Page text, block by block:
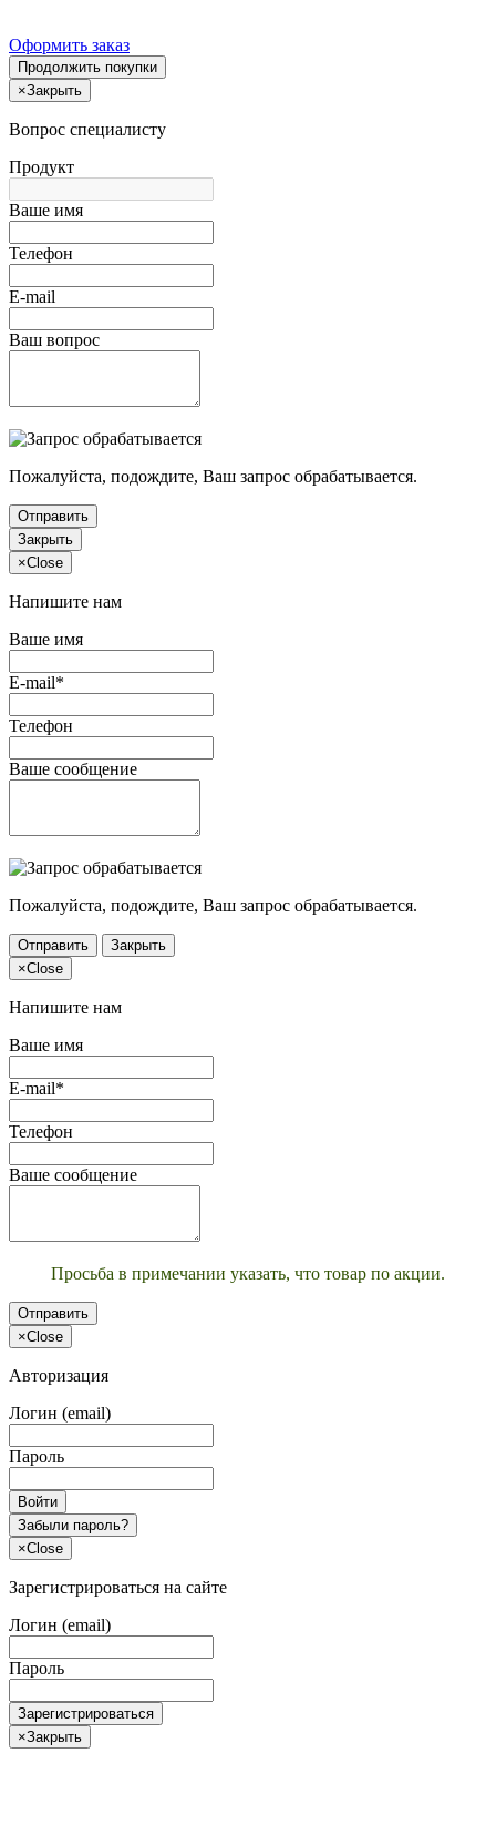
Оформить заказ
Продолжить покупки
×Закрыть
Вопрос специалисту
Продукт
Ваше имя
Телефон
E-mail
Ваш вопрос
Пожалуйста, подождите, Ваш запрос обрабатывается.
Отправить
Закрыть
×Close
Напишите нам
Ваше имя
E-mail*
Телефон
Ваше сообщение
Пожалуйста, подождите, Ваш запрос обрабатывается.
Отправить
Закрыть
×Close
Напишите нам
Ваше имя
E-mail*
Телефон
Ваше сообщение
Просьба в примечании указать, что товар по акции.
Отправить
×Close
Авторизация
Логин (email)
Пароль
Войти
Забыли пароль?
×Close
Зарегистрироваться на сайте
Логин (email)
Пароль
Зарегистрироваться
×Закрыть